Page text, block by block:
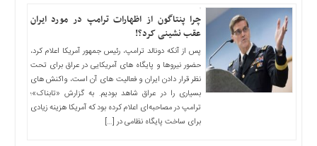
سیاسی
اخبار
فرهنگی
اخبار
سایت
چرا پنتاگون از اظهارات ترامپ در مورد ایران
عقب نشینی کرد؟!
پس از آنکه دونالد ترامپ، رئیس جمهور آمریکا اعلام کرد،
حضور نیروها و پایگاه های آمریکایی در عراق برای تحت
نظر قرار دادن ایران و فعالیت های آن است، واکنش های
بسیاری را در عراق شاهد بودیم. به گزارش «تابناک»؛
ترامپ در مصاحبه‌ای اعلام کرده بود که آمریکا هزینه‌ زیادی
برای ساخت پایگاه نظامی در […]